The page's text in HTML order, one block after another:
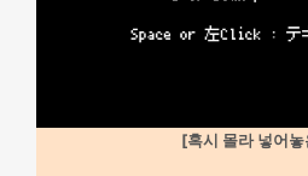
[혹시 몰라 넣어